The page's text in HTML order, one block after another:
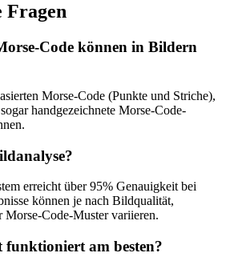
Fragen
Code können in Bildern
Morse-Code (Punkte und Striche),
handgezeichnete Morse-Code-
erreicht über 95% Genauigkeit bei
können je nach Bildqualität,
Code-Muster variieren.
am besten?